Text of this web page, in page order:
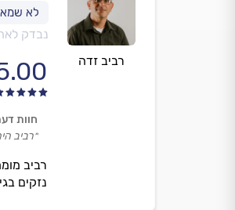
רביב זדה
נבדק
רביב
נזקים
חוות
״רביב